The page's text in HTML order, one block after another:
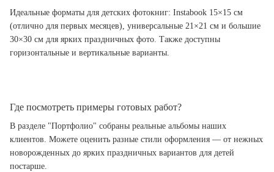
Идеальные форматы для детских фотокниг: Instabook 15×15 см
(отлично для первых месяцев), универсальные 21×21 см и большие
30×30 см для ярких праздничных фото. Также доступны
горизонтальные и вертикальные варианты.
Где посмотреть примеры готовых работ?
В разделе "Портфолио" собраны реальные альбомы наших
клиентов. Можете оценить разные стили оформления — от нежных
новорожденных до ярких праздничных вариантов для детей
постарше.